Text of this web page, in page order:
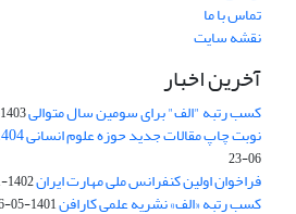
تماس با ما
نقشه سایت
آخرین اخبار
کسب رتبه "الف" برای سومین سال متوالی1403-02-01
نوبت چاپ مقالات جدید حوزه علوم انسانی 1404و به بعد خواهد بود
06-23
فراخوان اولین کنفرانس ملی مهارت ایران1402-01-28
کسب رتبه «الف» نشریه علمی کارافن1401-05-06